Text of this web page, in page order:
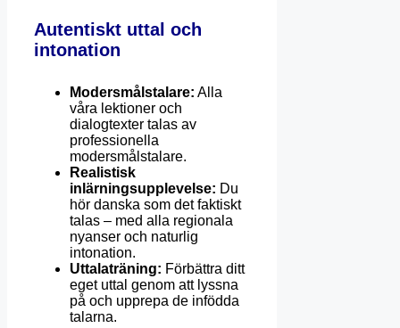
Autentiskt uttal och
intonation
Modersmålstalare: Alla
våra lektioner och
dialogtexter talas av
professionella
modersmålstalare.
Realistisk
inlärningsupplevelse: Du
hör danska som det faktiskt
talas – med alla regionala
nyanser och naturlig
intonation.
Uttalaträning: Förbättra ditt
eget uttal genom att lyssna
på och upprepa de infödda
talarna.